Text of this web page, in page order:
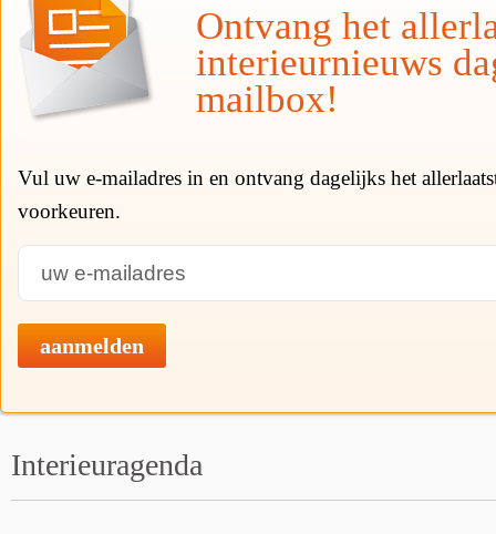
Ontvang het
interieurnieuws
mailbox!
Vul uw e-mailadres in en ontvang dagelijks het
voorkeuren.
aanmelden
Interieuragenda